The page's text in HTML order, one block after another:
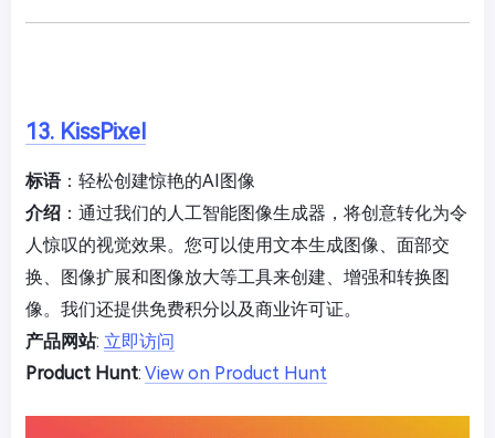
13. KissPixel
标语：轻松创建惊艳的AI图像
介绍 ：通过我们的人工智能图像生成器，将创意转化为令
人惊叹的视觉效果。您可以使用文本生成图像、面部交
换、图像扩展和图像放大等工具来创建、增强和转换图
像。我们还提供免费积分以及商业许可证。
产品网站: 立即访问
Product Hunt: View on Product Hunt